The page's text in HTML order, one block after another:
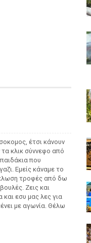
έτσι κάνουν
κλικ σύννεφο από
που
Εμείς κάναμε το
τροφές από δω
Ζεις και
και εσυ μας λες για
με αγωνία. Θέλω